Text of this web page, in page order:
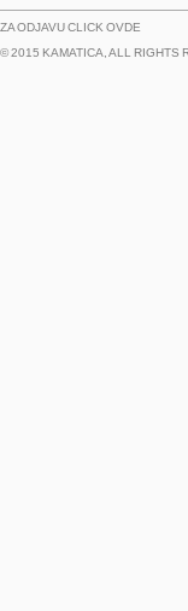
ZA ODJAVUCLICK OVDE
© 2015 KAMATICA, ALL RIGHTS